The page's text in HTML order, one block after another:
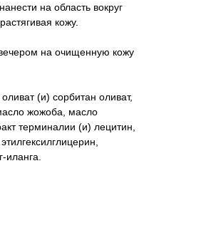
на область вокруг
кожу.
на очищенную кожу
(и) сорбитан оливат,
жожоба, масло
терминалии (и) лецитин,